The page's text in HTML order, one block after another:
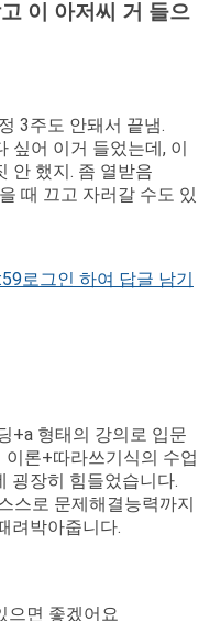
이 아저씨 거 들으
3주도 안돼서 끝냄.
싶어 이거 들었는데, 이
안 했지. 좀 열받음
때 끄고 자러갈 수도 있
로그인 하여 답글 남기
+a 형태의 강의로 입문
이론+따라쓰기식의 수업
굉장히 힘들었습니다.
스로 문제해결능력까지
려박아줍니다.
으면 좋겠어요